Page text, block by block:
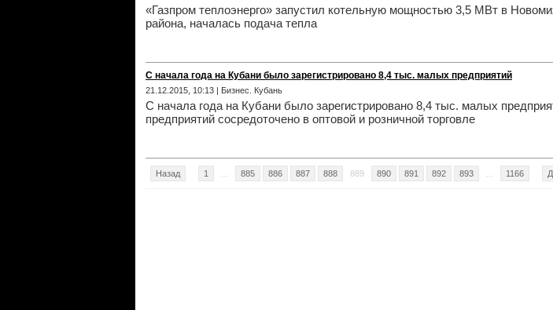
«Газпром теплоэнерго» запустил котельную мощностью 3,5 МВт в
района, началась подача тепла
С начала года на Кубани было зарегистрировано 8,4 тыс. малых предприятий
21.12.2015, 10:13 | Бизнес. Кубань
С начала года на Кубани было зарегистрировано 8,4 тыс. малых
предприятий сосредоточено в оптовой и розничной торговле
Назад 1 885 886 887 888 889 890 891 892 893 1166